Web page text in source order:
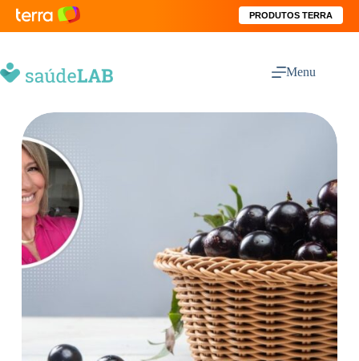
PRODUTOS TERRA
Menu